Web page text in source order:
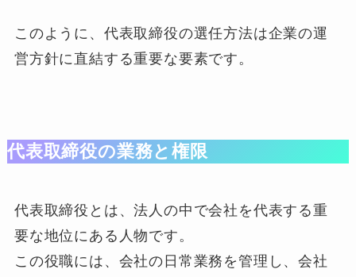
このように、代表取締役の選任方法は企業の運
営方針に直結する重要な要素です。
代表取締役の業務と権限
代表取締役とは、法人の中で会社を代表する重
要な地位にある人物です。
この役職には、会社の日常業務を管理し、会社